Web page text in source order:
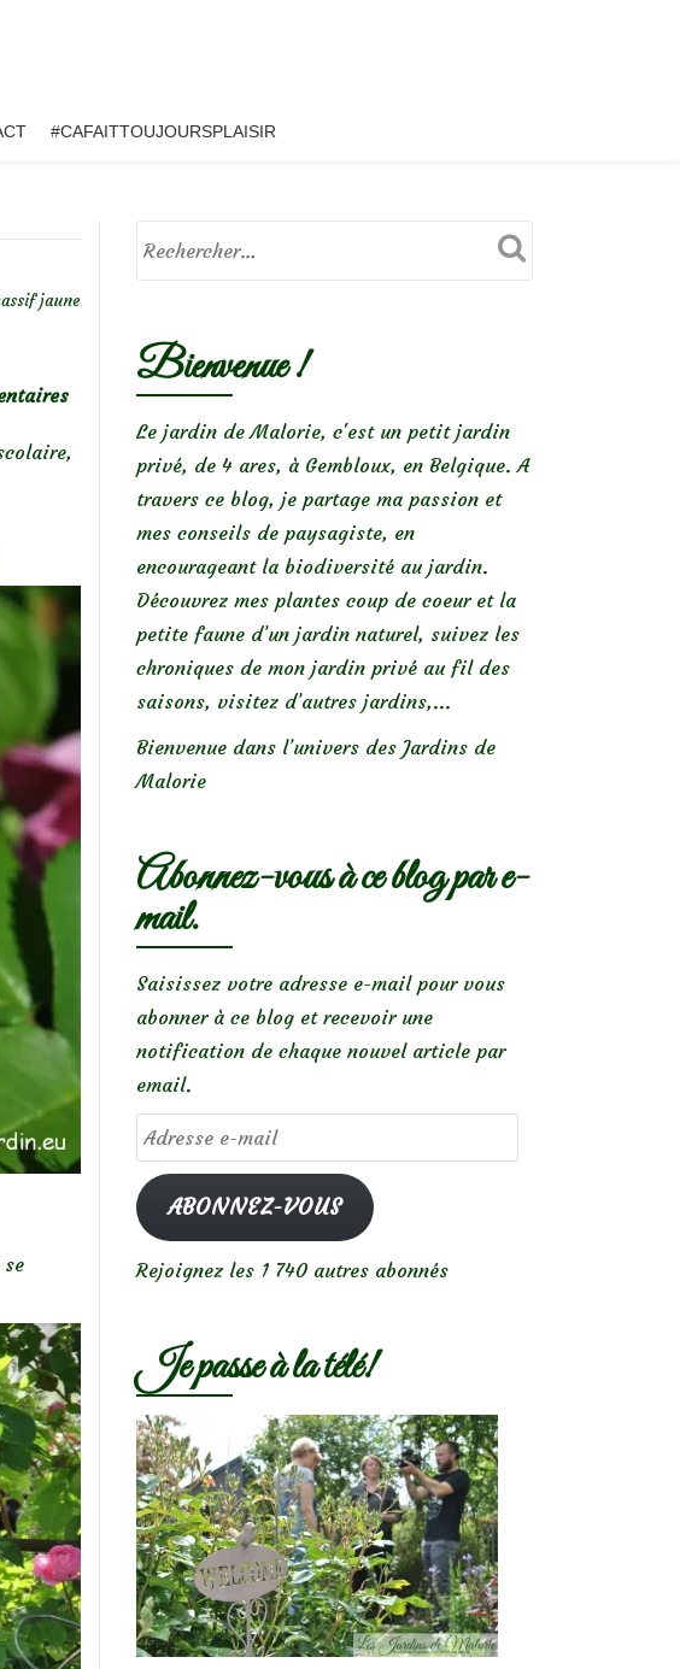
#CAFAITTOUJOURSPLAISIR
jaune
Bienvenue !
Le jardin de Malorie, c'est un petit jardin
privé, de 4 ares, à Gembloux, en Belgique. A
travers ce blog, je partage ma passion et
mes conseils de paysagiste, en
encourageant la biodiversité au jardin.
Découvrez mes plantes coup de coeur et la
petite faune d’un jardin naturel, suivez les
chroniques de mon jardin privé au fil des
saisons, visitez d’autres jardins,...
Bienvenue dans l’univers des Jardins de
Malorie
Abonnez-vous à ce blog par e-
mail.
Saisissez votre adresse e-mail pour vous
abonner à ce blog et recevoir une
notification de chaque nouvel article par
email.
Adresse
e-
mailABONNEZ-VOUS
Rejoignez les 1 740 autres abonnés
Je passe à la télé!